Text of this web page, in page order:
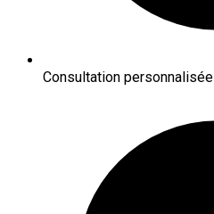
Consultation personnalisée